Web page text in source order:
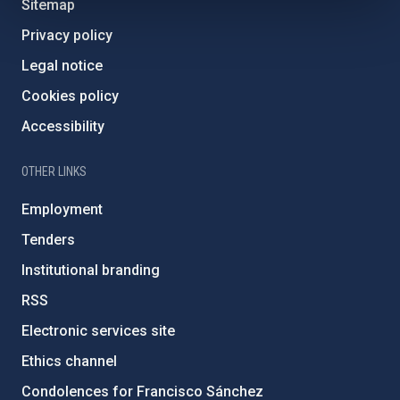
Sitemap
Privacy policy
Legal notice
Cookies policy
Accessibility
OTHER LINKS
Employment
Tenders
Institutional branding
RSS
Electronic services site
Ethics channel
Condolences for Francisco Sánchez